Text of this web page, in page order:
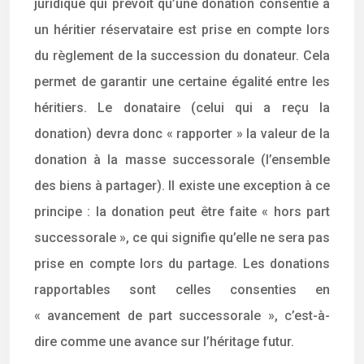
juridique qui prévoit qu’une donation consentie à
un héritier réservataire est prise en compte lors
du règlement de la succession du donateur. Cela
permet de garantir une certaine égalité entre les
héritiers. Le donataire (celui qui a reçu la
donation) devra donc « rapporter » la valeur de la
donation à la masse successorale (l’ensemble
des biens à partager). Il existe une exception à ce
principe : la donation peut être faite « hors part
successorale », ce qui signifie qu’elle ne sera pas
prise en compte lors du partage. Les donations
rapportables sont celles consenties en
« avancement de part successorale », c’est-à-
dire comme une avance sur l’héritage futur.